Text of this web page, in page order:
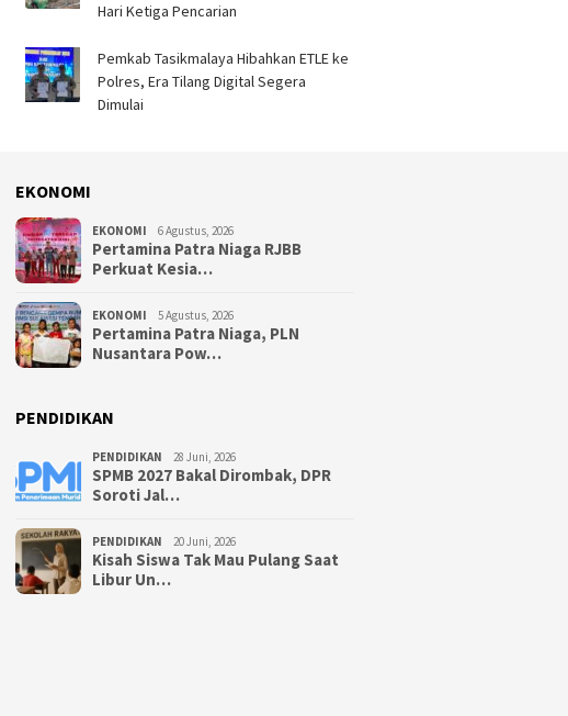
Hari Ketiga Pencarian
Pemkab Tasikmalaya Hibahkan ETLE ke
Polres, Era Tilang Digital Segera
Dimulai
EKONOMI
EKONOMI 6 Agustus, 2026
Pertamina Patra Niaga RJBB
Perkuat Kesia…
EKONOMI 5 Agustus, 2026
Pertamina Patra Niaga, PLN
Nusantara Pow…
PENDIDIKAN
PENDIDIKAN 28 Juni, 2026
SPMB 2027 Bakal Dirombak, DPR
Soroti Jal…
PENDIDIKAN 20 Juni, 2026
Kisah Siswa Tak Mau Pulang Saat
Libur Un…